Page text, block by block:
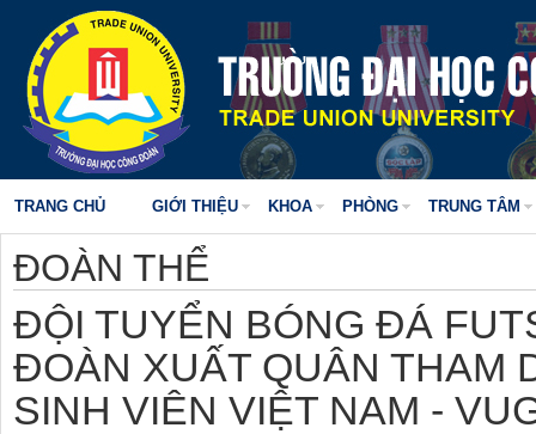
TRANG CHỦ GIỚI THIỆU KHOA PHÒNG TRUNG TÂM
ĐOÀN THỂ
ĐỘI TUYỂN BÓNG ĐÁ
ĐOÀN XUẤT QUÂN THAM
SINH VIÊN VIỆT NAM -